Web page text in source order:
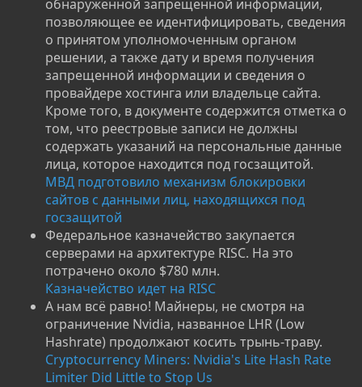
обнаруженной запрещенной информации,
позволяющее ее идентифицировать, сведения
о принятом уполномоченным органом
решении, а также дату и время получения
запрещенной информации и сведения о
провайдере хостинга или владельце сайта.
Кроме того, в документе содержится отметка о
том, что реестровые записи не должны
содержать указаний на персональные данные
лица, которое находится под госзащитой.
МВД подготовило механизм блокировки
сайтов с данными лиц, находящихся под
госзащитой
Федеральное казначейство закупается
серверами на архитектуре RISC. На это
потрачено около $780 млн.
Казначейство идет на RISC
А нам всё равно! Майнеры, не смотря на
ограничение Nvidia, названное LHR (Low
Hashrate) продолжают косить трынь-траву.
Cryptocurrency Miners: Nvidia's Lite Hash Rate
Limiter Did Little to Stop Us